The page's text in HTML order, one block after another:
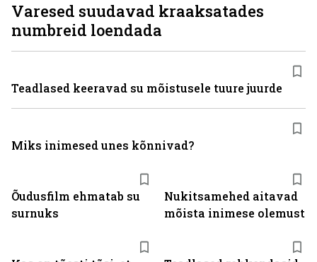
Õudusfilm ehmatab su
surnuks
Nukitsamehed aitavad
mõista inimese olemust
Varesed suudavad kraaksatades
numbreid loendada
Teadlased keeravad su mõistusele tuure juurde
Miks inimesed unes kõnnivad?